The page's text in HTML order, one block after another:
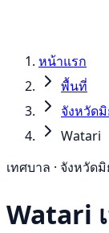
หน้าแรก
พื้นที่
จังหวัดมิ
Watari
เทศบาล · จังหวัดมิ
Watari